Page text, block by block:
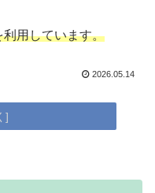
用しています。
2026.05.14